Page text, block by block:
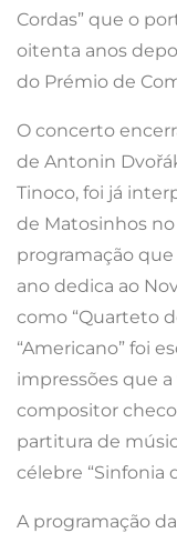
Cordas” que o
oitenta anos
do Prémio de
O concerto
de Antonin
Tinoco, foi já
de Matosinhos
programação que
ano dedica ao
como “Quarteto
“Americano” foi
impressões que
compositor
partitura de
célebre “Sinfonia
A programação